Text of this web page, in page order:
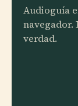
Audioguía
navegador.
verdad.